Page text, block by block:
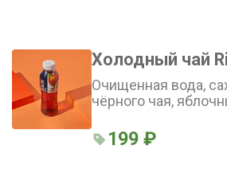
Холодный чай
Очищенная вода,
чёрного чая,
антиокислитель
кислота,
199 ₽